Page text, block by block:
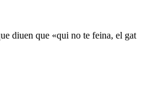
diuen que «qui no te feina, el gat